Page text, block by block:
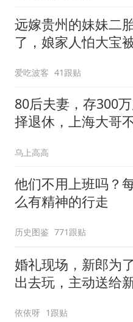
远嫁贵州的妹妹二
了，娘家人怕大宝
爱吃波客 41跟贴
80后夫妻，存300
择退休，上海大哥
乌上高高
他们不用上班吗？
么有精神的行走
历史图鉴 771跟贴
婚礼现场，新郎为
出去玩，主动送给
依依呀 1跟贴